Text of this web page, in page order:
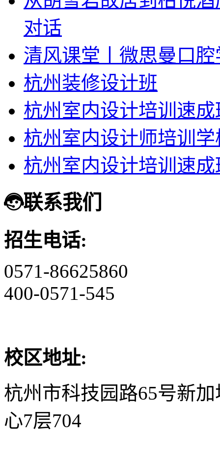
对话
清风课堂丨微思曼口
杭州装修设计班
杭州室内设计培训速成
杭州室内设计师培训
杭州室内设计培训速成
联系我们
招生电话:
0571-86625860
400-0571-545
校区地址:
杭州市科技园路65号新
心7层704